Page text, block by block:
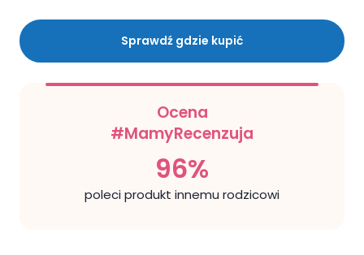
Sprawdź gdzie kupić
Ocena
#MamyRecenzuja
96%
poleci produkt innemu rodzicowi